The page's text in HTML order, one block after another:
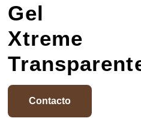
Gel
Xtreme
Contacto